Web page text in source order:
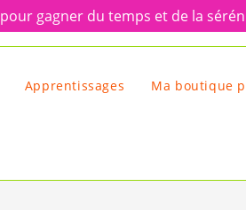
gagner du temps et de la
Apprentissages Ma boutique